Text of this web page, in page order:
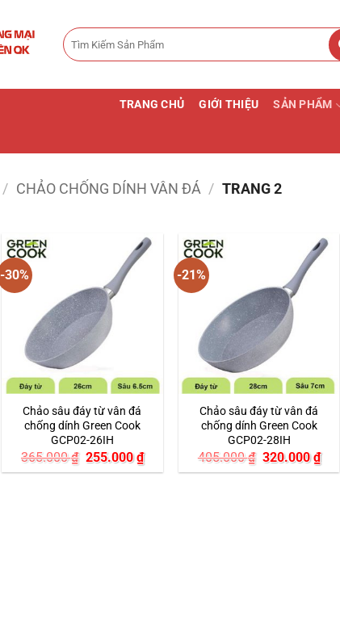
Tìm
kiếm:
TRANG CHỦ GIỚI THIỆU SẢN PHẨM
/ CHẢO CHỐNG DÍNH VÂN ĐÁ / TRANG 2
-30%
Chảo sâu đáy từ vân đá
chống dính Green Cook
GCP02-26IH
365.000₫ Giá
gốc
255.000₫Giá
hiện
-21%
Chảo sâu đáy từ vân đá
chống dính Green Cook
GCP02-28IH
405.000₫ Giá
gốc
320.000₫Giá
hiện